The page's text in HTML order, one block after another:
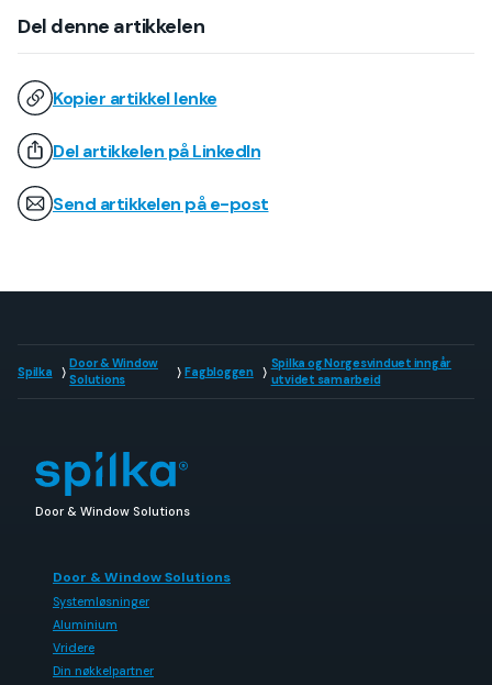
Del denne artikkelen
Kopier artikkel lenke
Del artikkelen på LinkedIn
Send artikkelen på e-post
Spilka
Door & Window
Solutions
Fagbloggen
Spilka og Norgesvinduet inngår
utvidet samarbeid
Door & Window Solutions
Door & Window Solutions
Systemløsninger
Aluminium
Vridere
Din nøkkelpartner